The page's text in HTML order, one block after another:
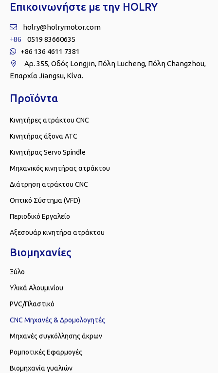
Επικοινωνήστε με την HOLRY
 holry@holrymotor.com
+86 0519 83660635
 +86 136 4611 7381

Αρ. 355, Οδός Longjin, Πόλη Lucheng, Πόλη Changzhou,
Επαρχία Jiangsu, Κίνα.
Προϊόντα
Κινητήρες ατράκτου CNC
Κινητήρας άξονα ATC
Κινητήρας Servo Spindle
Μηχανικός κινητήρας ατράκτου
Διάτρηση ατράκτου CNC
Οπτικό Σύστημα (VFD)
Περιοδικό Εργαλείο
Αξεσουάρ κινητήρα ατράκτου
Βιομηχανίες
Ξύλο
Υλικά Αλουμινίου
PVC/Πλαστικό
CNC Μηχανές & Δρομολογητές
Μηχανές συγκόλλησης άκρων
Ρομποτικές Εφαρμογές
Βιομηχανία γυαλιών